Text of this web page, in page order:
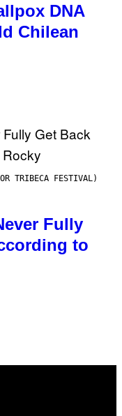
DNA
Chilean
TRIBECA FESTIVAL)
Fully
to